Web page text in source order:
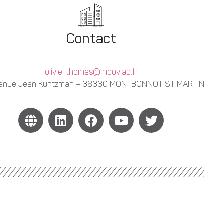
Contact
olivier.thomas@moovlab.fr
Jean Kuntzman – 38330 MONTBONNOT ST MARTIN